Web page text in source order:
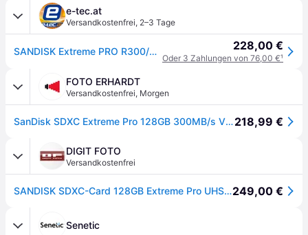
e-tec.at
Versandkostenfrei, 2–3 Tage
SANDISK Extreme PRO R300/W300 SDXC 128GB, UHS-II U3, Class 10 228,00 €
Oder 3 Zahlungen von 76,00 €¹
FOTO ERHARDT
Versandkostenfrei, Morgen
SanDisk SDXC Extreme Pro 128GB 300MB/s V90 UHS-II 2025218,99 €
DIGIT FOTO
Versandkostenfrei
SANDISK SDXC-Card 128GB Extreme Pro UHS-II (300MB/s)249,00 €
Senetic